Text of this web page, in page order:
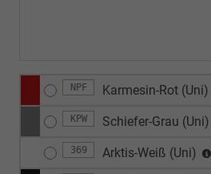
NPF Karmesin-Rot (Uni)
KPW Schiefer-Grau (Uni)
369 Arktis-Weiß (Uni)